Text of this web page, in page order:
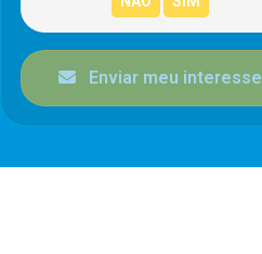
Enviar meu interesse